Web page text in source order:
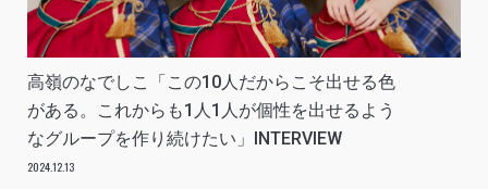
高嶺のなでしこ「この10人だからこそ出せる色
がある。これからも1人1人が個性を出せるよう
なグループを作り続けたい」INTERVIEW
2024.12.13